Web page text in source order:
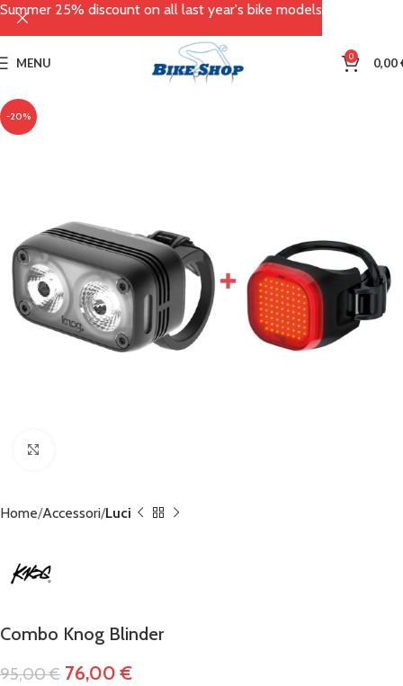
MENU 0 0,00
-20%
Home Accessori Luci
Combo Knog Blinder
95,00€ 76,00€
Summer 25% discount on all last year's bike models